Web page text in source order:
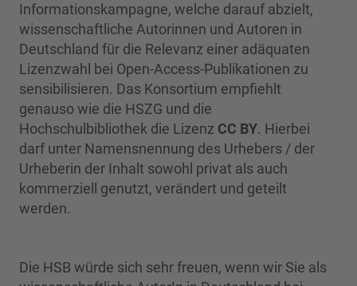
Informationskampagne, welche darauf abzielt,
wissenschaftliche Autorinnen und Autoren in
Deutschland für die Relevanz einer adäquaten
Lizenzwahl bei Open-Access-Publikationen zu
sensibilisieren. Das Konsortium empfiehlt
genauso wie die HSZG und die
Hochschulbibliothek die Lizenz CC BY. Hierbei
darf unter Namensnennung des Urhebers / der
Urheberin der Inhalt sowohl privat als auch
kommerziell genutzt, verändert und geteilt
werden.
Die HSB würde sich sehr freuen, wenn wir Sie als